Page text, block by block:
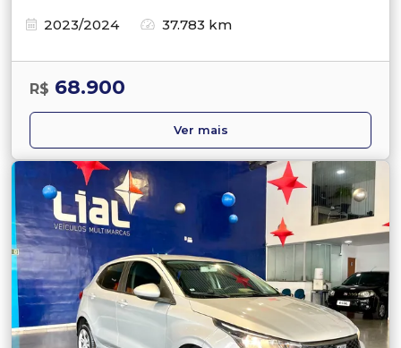
2023/2024
37.783 km
R$ 68.900
Ver mais